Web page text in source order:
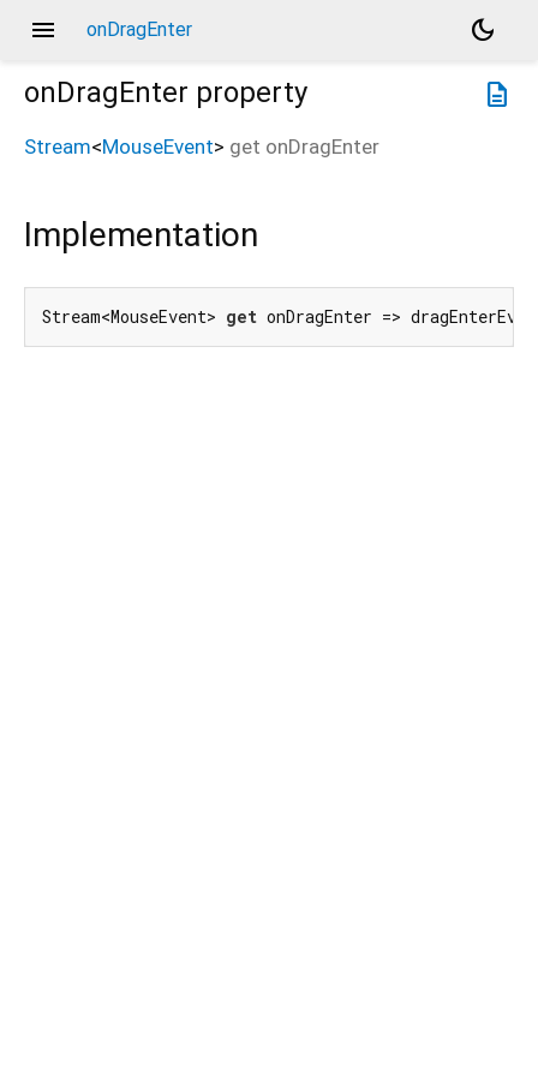
menu onDragEnter
dark_mode
description
onDragEnter property
Stream<MouseEvent> get onDragEnter
Implementation
Stream<MouseEvent> get onDragEnter =>